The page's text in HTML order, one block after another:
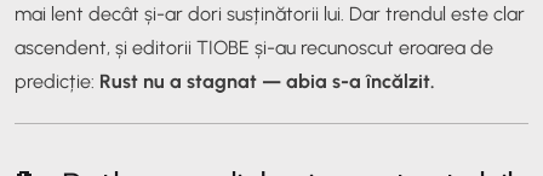
mai lent decât și-ar dori susținătorii lui. Dar trendul este clar
ascendent, și editorii TIOBE și-au recunoscut eroarea de
predicție: Rust nu a stagnat — abia s-a încălzit.